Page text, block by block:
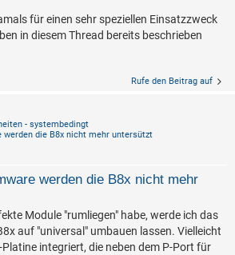
für einen sehr speziellen Einsatzzweck
in diesem Thread bereits beschrieben
Rufe den Beitrag auf
- systembedingt
werden die B8x nicht mehr untersützt
werden die B8x nicht mehr
Module "rumliegen" habe, werde ich das
auf "universal" umbauen lassen. Vielleicht
integriert, die neben dem P-Port für